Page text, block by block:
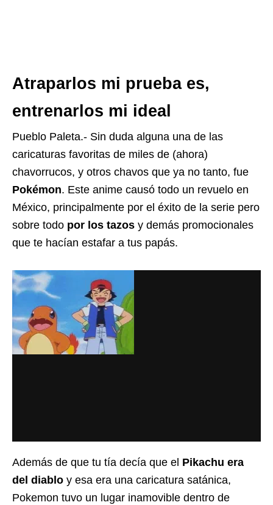
Atraparlos mi prueba es,
entrenarlos mi ideal
Pueblo Paleta.- Sin duda alguna una de las
caricaturas favoritas de miles de (ahora)
chavorrucos, y otros chavos que ya no tanto, fue
Pokémon. Este anime causó todo un revuelo en
México, principalmente por el éxito de la serie pero
sobre todo por los tazos y demás promocionales
que te hacían estafar a tus papás.
Además de que tu tía decía que el Pikachu era
del diablo y esa era una caricatura satánica,
Pokemon tuvo un lugar inamovible dentro de